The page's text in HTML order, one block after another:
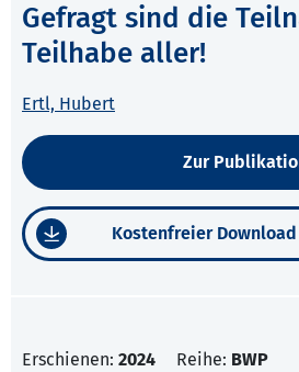
Gefragt sind die
Teilhabe aller!
Ertl, Hubert
Zur
Kostenfreier Download
Erschienen: 2024 Reihe: BWP